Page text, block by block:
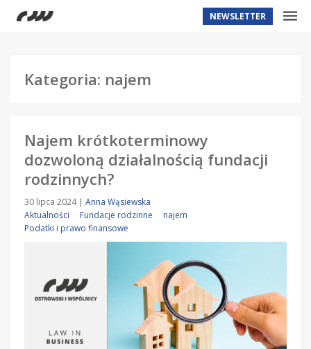
NEWSLETTER
Kategoria: najem
Najem krótkoterminowy
dozwoloną działalnością fundacji
rodzinnych?
30 lipca 2024 | Anna Wąsiewska
Aktualności
Fundacje rodzinne
najem
Podatki i prawo finansowe